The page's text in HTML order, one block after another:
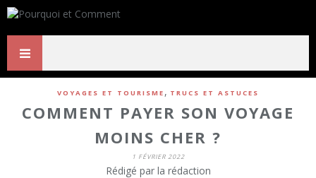
VOYAGES ET TOURISME , TRUCS ET ASTUCES
COMMENT PAYER SON VOYAGE
MOINS CHER ?
1 FÉVRIER 2022
Rédigé par la rédaction